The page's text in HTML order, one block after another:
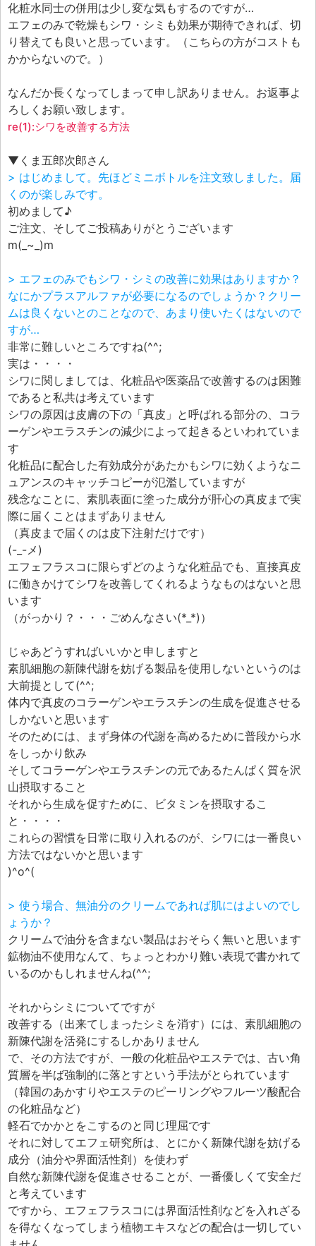
化粧水同士の併用は少し変な気もするのですが…
エフェのみで乾燥もシワ・シミも効果が期待できれば、切
り替えても良いと思っています。（こちらの方がコストも
かからないので。）
なんだか長くなってしまって申し訳ありません。お返事よ
ろしくお願い致します。
re(1):シワを改善する方法
▼くま五郎次郎さん
> はじめまして。先ほどミニボトルを注文致しました。届
くのが楽しみです。
初めまして♪
ご注文、そしてご投稿ありがとうございます
m(_~_)m
> エフェのみでもシワ・シミの改善に効果はありますか？
なにかプラスアルファが必要になるのでしょうか？クリー
ムは良くないとのことなので、あまり使いたくはないので
すが…
非常に難しいところですね(^^;
実は・・・・
シワに関しましては、化粧品や医薬品で改善するのは困難
であると私共は考えています
シワの原因は皮膚の下の「真皮」と呼ばれる部分の、コラ
ーゲンやエラスチンの減少によって起きるといわれていま
す
化粧品に配合した有効成分があたかもシワに効くようなニ
ュアンスのキャッチコピーが氾濫していますが
残念なことに、素肌表面に塗った成分が肝心の真皮まで実
際に届くことはまずありません
（真皮まで届くのは皮下注射だけです）
(-_-メ)
エフェフラスコに限らずどのような化粧品でも、直接真皮
に働きかけてシワを改善してくれるようなものはないと思
います
（がっかり？・・・ごめんなさい(*_*)）
じゃあどうすればいいかと申しますと
素肌細胞の新陳代謝を妨げる製品を使用しないというのは
大前提として(^^;
体内で真皮のコラーゲンやエラスチンの生成を促進させる
しかないと思います
そのためには、まず身体の代謝を高めるために普段から水
をしっかり飲み
そしてコラーゲンやエラスチンの元であるたんぱく質を沢
山摂取すること
それから生成を促すために、ビタミンを摂取するこ
と・・・・
これらの習慣を日常に取り入れるのが、シワには一番良い
方法ではないかと思います
)^o^(
> 使う場合、無油分のクリームであれば肌にはよいのでし
ょうか？
クリームで油分を含まない製品はおそらく無いと思います
鉱物油不使用なんて、ちょっとわかり難い表現で書かれて
いるのかもしれませんね(^^;
それからシミについてですが
改善する（出来てしまったシミを消す）には、素肌細胞の
新陳代謝を活発にするしかありません
で、その方法ですが、一般の化粧品やエステでは、古い角
質層を半ば強制的に落とすという手法がとられています
（韓国のあかすりやエステのピーリングやフルーツ酸配合
の化粧品など）
軽石でかかとをこするのと同じ理屈です
それに対してエフェ研究所は、とにかく新陳代謝を妨げる
成分（油分や界面活性剤）を使わず
自然な新陳代謝を促進させることが、一番優しくて安全だ
と考えています
ですから、エフェフラスコには界面活性剤などを入れざる
を得なくなってしまう植物エキスなどの配合は一切してい